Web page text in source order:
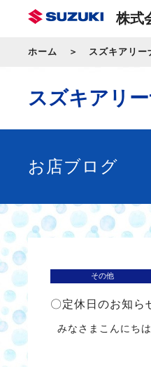
株式
ホーム スズキアリー
スズキアリ
お店ブログ
その他
〇定休日のお知ら
みなさまこんにち